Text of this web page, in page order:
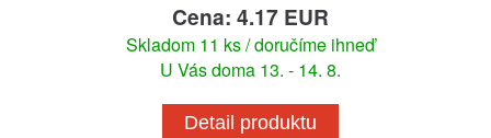
Cena: 4.17 EUR
Skladom 11 ks / doručíme ihneď
U Vás doma 13. - 14. 8.
Detail produktu